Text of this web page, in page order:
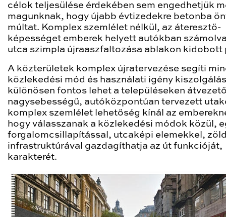
célok teljesülése érdekében sem engedhetjük
magunknak, hogy újabb évtizedekre betonba
múltat. Komplex szemlélet nélkül, az áteresztő-
képességet emberek helyett autókban
utca szimpla újraaszfaltozása ablakon kidobott
A közterületek komplex újratervezése segíti
közlekedési mód és használati igény
különösen fontos lehet a településeken
nagysebességű, autóközpontúan tervezett
komplex szemlélet lehetőség kínál az
hogy válasszanak a közlekedési módok közül,
forgalomcsillapítással, utcaképi elemekkel,
infrastruktúrával gazdagíthatja az út funkcióját,
karakterét.